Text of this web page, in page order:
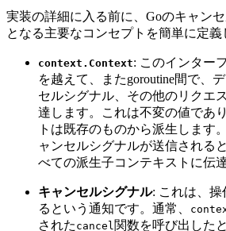
実装の詳細に入る前に、Goのキャン
となる主要なコンセプトを簡単に定義
context.Context: このインター
を越えて、またgoroutine間で、
セルシグナル、その他のリクエ
達します。これは不変の値であ
トは既存のものから派生します
ャンセルシグナルが送信される
べての派生子コンテキストに伝
キャンセルシグナル: これは、操
るという通知です。通常、
された cancel 関数を呼び出した